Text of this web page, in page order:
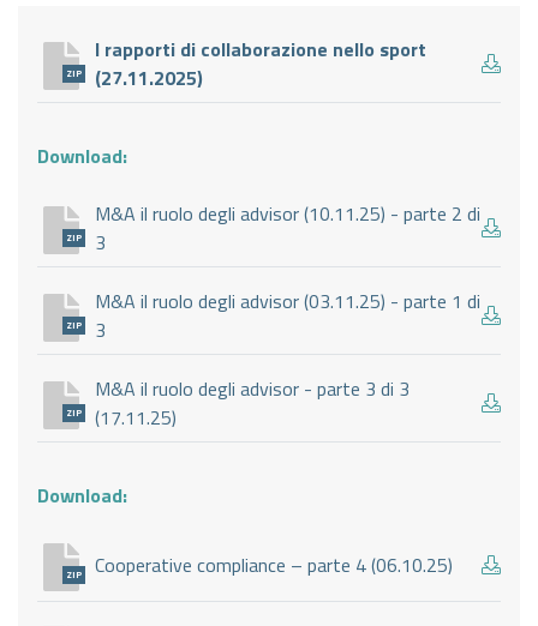
ZIP
I rapporti di collaborazione nello sport
(27.11.2025)
Download:
ZIP
M&A il ruolo degli advisor (10.11.25) - parte 2 di
3
ZIP
M&A il ruolo degli advisor (03.11.25) - parte 1 di
3
ZIP
M&A il ruolo degli advisor - parte 3 di 3
(17.11.25)
Download:
ZIP Cooperative compliance – parte 4 (06.10.25)